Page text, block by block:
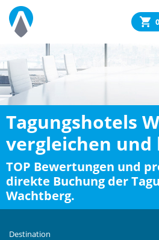
0
Tagungshotels
vergleichen und
TOP Bewertungen und
direkte Buchung der
Wachtberg.
Destination